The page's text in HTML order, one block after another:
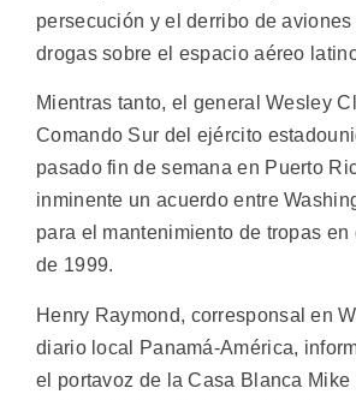
persecución y el derribo de
drogas sobre el espacio aéreo
Mientras tanto, el general Wesley
Comando Sur del ejército
pasado fin de semana en Puerto
inminente un acuerdo entre
para el mantenimiento de tropas
de 1999.
Henry Raymond, corresponsal en
diario local Panamá-América,
el portavoz de la Casa Blanca Mike